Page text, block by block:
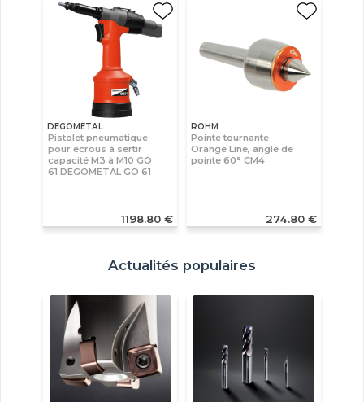
DEGOMETAL
Pistolet pneumatique
pour écrous à sertir
capacité M3 à M10 GO
61 DEGOMETAL GO 61
1198.80 €
ROHM
Pointe tournante
Orange Line, angle de
pointe 60° CM4
274.80 €
Actualités populaires